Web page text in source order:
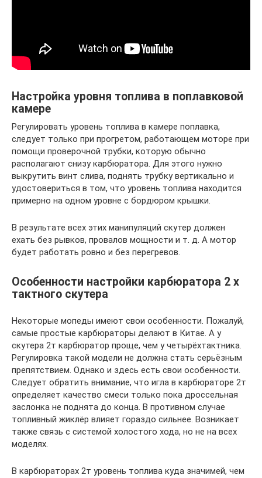
Настройка уровня топлива в поплавковой
камере
Регулировать уровень топлива в камере поплавка,
следует только при прогретом, работающем моторе при
помощи проверочной трубки, которую обычно
располагают снизу карбюратора. Для этого нужно
выкрутить винт слива, поднять трубку вертикально и
удостовериться в том, что уровень топлива находится
примерно на одном уровне с бордюром крышки.
В результате всех этих манипуляций скутер должен
ехать без рывков, провалов мощности и т. д. А мотор
будет работать ровно и без перегревов.
Особенности настройки карбюратора 2 х
тактного скутера
Некоторые мопеды имеют свои особенности. Пожалуй,
самые простые карбюраторы делают в Китае. А у
скутера 2т карбюратор проще, чем у четырёхтактника.
Регулировка такой модели не должна стать серьёзным
препятствием. Однако и здесь есть свои особенности.
Следует обратить внимание, что игла в карбюраторе 2т
определяет качество смеси только пока дроссельная
заслонка не поднята до конца. В противном случае
топливный жиклёр влияет гораздо сильнее. Возникает
также связь с системой холостого хода, но не на всех
моделях.
В карбюраторах 2т уровень топлива куда значимей, чем